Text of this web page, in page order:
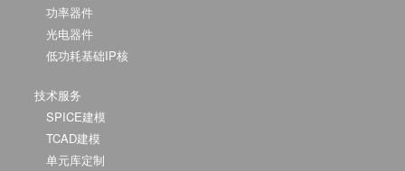
功率器件
光电器件
低功耗基础IP核
技术服务
SPICE建模
TCAD建模
单元库定制